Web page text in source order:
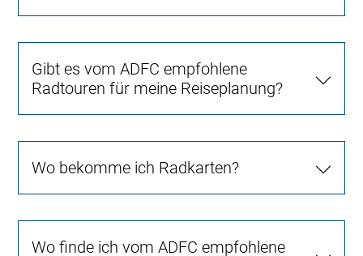
Gibt es vom ADFC empfohlene
Radtouren für meine Reiseplanung?
Wo bekomme ich Radkarten?
Wo finde ich vom ADFC empfohlene